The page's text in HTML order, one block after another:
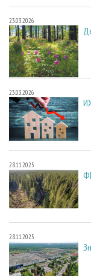
23.03.2026
23.03.2026
28.11.2025
28.11.2025